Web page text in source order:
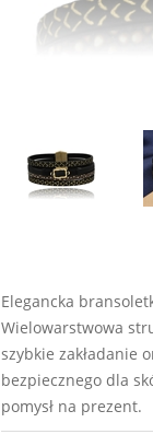
Elegancka
Wielowarstwowa
szybkie zakładanie
bezpiecznego dla
pomysł na prezent.